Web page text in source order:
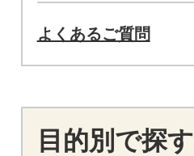
よくあるご質問
目的別で探す